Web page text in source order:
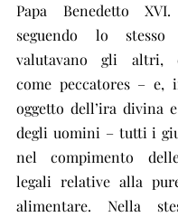
Papa Benedetto
seguendo lo
valutavano gli altri,
come peccatores – e,
oggetto dell’ira divina
degli uomini – tutti i
nel compimento
legali relative alla
alimentare. Nella